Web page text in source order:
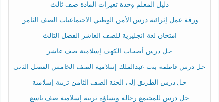
دليل المعلم وحدة تغيرات المادة صف ثالث
ورقة عمل إثرائية درس الأمن الوطني الاجتماعيات الصف الثامن
امتحان لغة انجليزية للصف العاشر الفصل الثالث
حل درس أصحاب الكهف إسلامية صف عاشر
حل درس فاطمة بنت عبدالملك إسلامية الصف الخامس الفصل الثاني
حل درس الطريق إلى الجنة الصف الثامن تربية إسلامية
حل درس للمجتمع رجاله ونساؤه تربية إسلامية صف تاسع